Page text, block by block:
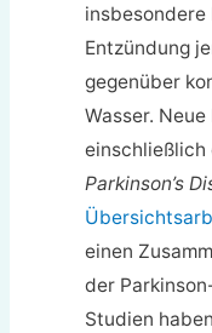
Entzündung
gegenüber
Wasser.
einschließlich
Parkinson’s
einen
der
Studien